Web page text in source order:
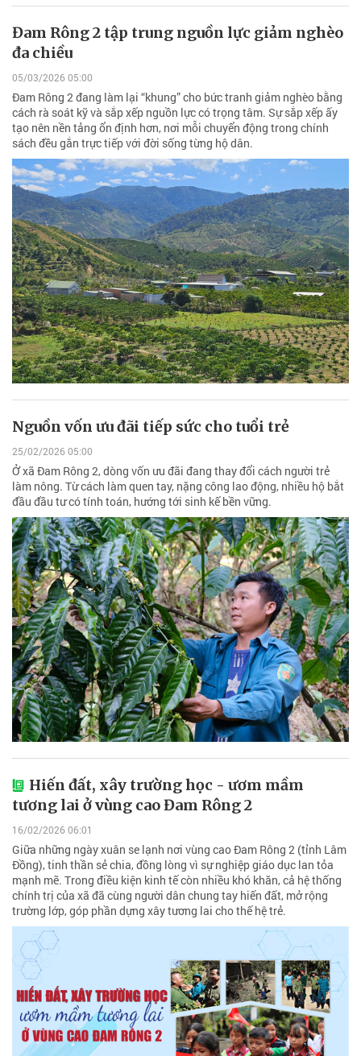
Đam Rông 2 tập trung nguồn lực giảm nghèo
đa chiều
05/03/2026 05:00
Đam Rông 2 đang làm lại “khung” cho bức tranh giảm nghèo bằng
cách rà soát kỹ và sắp xếp nguồn lực có trọng tâm. Sự sắp xếp ấy
tạo nên nền tảng ổn định hơn, nơi mỗi chuyển động trong chính
sách đều gắn trực tiếp với đời sống từng hộ dân.
Nguồn vốn ưu đãi tiếp sức cho tuổi trẻ
25/02/2026 05:00
Ở xã Đam Rông 2, dòng vốn ưu đãi đang thay đổi cách người trẻ
làm nông. Từ cách làm quen tay, nặng công lao động, nhiều hộ bắt
đầu đầu tư có tính toán, hướng tới sinh kế bền vững.
Hiến đất, xây trường học - ươm mầm
tương lai ở vùng cao Đam Rông 2
16/02/2026 06:01
Giữa những ngày xuân se lạnh nơi vùng cao Đam Rông 2 (tỉnh Lâm
Đồng), tinh thần sẻ chia, đồng lòng vì sự nghiệp giáo dục lan tỏa
mạnh mẽ. Trong điều kiện kinh tế còn nhiều khó khăn, cả hệ thống
chính trị của xã đã cùng người dân chung tay hiến đất, mở rộng
trường lớp, góp phần dựng xây tương lai cho thế hệ trẻ.